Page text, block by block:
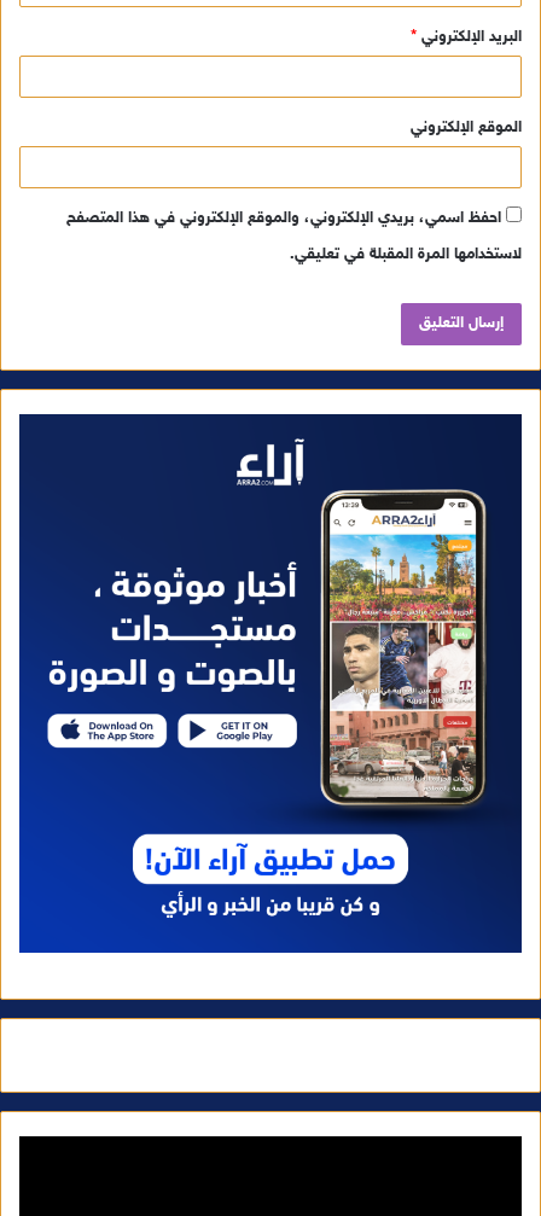
البريد الإلكتروني *
الموقع الإلكتروني
احفظ اسمي، بريدي الإلكتروني، والموقع الإلكتروني في هذا المتصفح
لاستخدامها المرة المقبلة في تعليقي.